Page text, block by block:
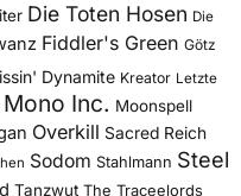
Die Toten Hosen Die
Fiddler's Green Götz
Dynamite Kreator Letzte
Mono Inc. Moonspell
Overkill Sacred Reich
Sodom Stahlmann Steel
Tanzwut The Traceelords